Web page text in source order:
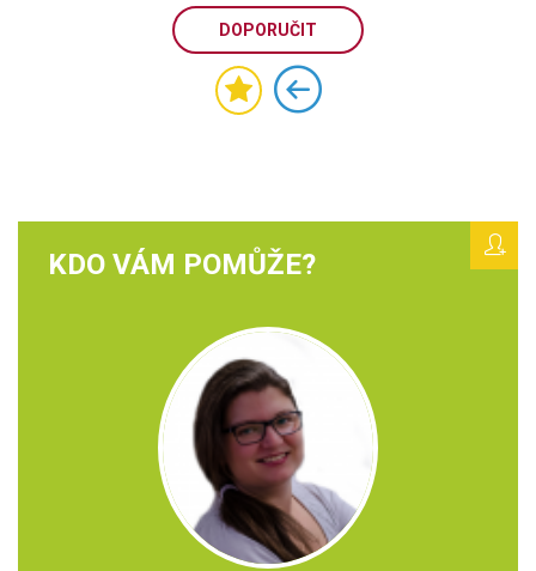
DOPORUČIT
KDO VÁM POMŮŽE?